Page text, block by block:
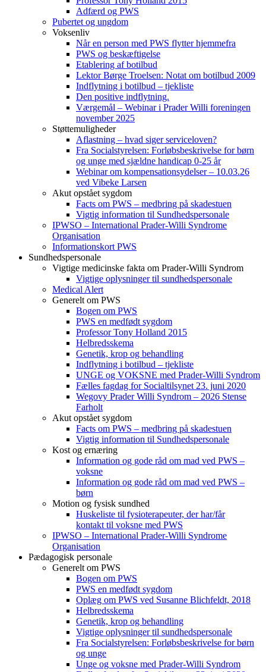
Adfærd og PWS
Pubertet og ungdom
Voksenliv
Når en person med PWS flytter hjemmefra
PWS og beskæftigelse
Etablering af botilbud
Lektor Børge Troelsen: Notat om botilbud 2009
Indflytning i botilbud – tjekliste
Den positive indflytning.
Værgemål – Webinar i Prader Willi foreningen
november 2025
Støttemuligheder
Aflastning – hvad siger serviceloven?
Fra Socialstyrelsen: Forløbsbeskrivelse for børn
og unge med sjældne handicap 0-25 år
Webinar om kompensationsydelser – 10.03.26
ved Vibeke Larsen
Akut opstået sygdom
Facts om PWS – medbring på skadestuen
Vigtig information til Sundhedspersonale
IPWSO – International Prader-Willi Syndrome
Organisation
Informationskort PWS
Sundhedspersonale
Vigtige medicinske fakta om Prader-Willi Syndrom
Vigtige oplysninger til sundhedspersonale
Medical Alert
Generelt om PWS
Bogen om PWS
PWS en medfødt sygdom
Professor Tony Holland 2015
Helbredsskema
Genetik, krop og behandling
Indflytning i botilbud – tjekliste
UNGE og VOKSNE med Prader-Willi Syndrom
Fælles fagdag for Socialtilsynet 23. juni 2020
Wegovy Prader Willi Syndrom – 2026 Stense
Farholt
Akut opstået sygdom
Facts om PWS – medbring på skadestuen
Vigtig information til Sundhedspersonale
Kost og ernæring
Information og gode råd om mad ved PWS –
voksne
Information og gode råd om mad ved PWS –
børn
Motion og fysisk sundhed
Huskeliste til fysioterapeuter, der har/får
kontakt til voksne med PWS
IPWSO – International Prader-Willi Syndrome
Organisation
Pædagogisk personale
Generelt om PWS
Bogen om PWS
PWS en medfødt sygdom
Oplæg om PWS ved Susanne Blichfeldt, 2018
Helbredsskema
Genetik, krop og behandling
Vigtige oplysninger til sundhedspersonale
Fra Socialstyrelsen: Forløbsbeskrivelse for børn
og unge
Unge og voksne med Prader-Willi Syndrom